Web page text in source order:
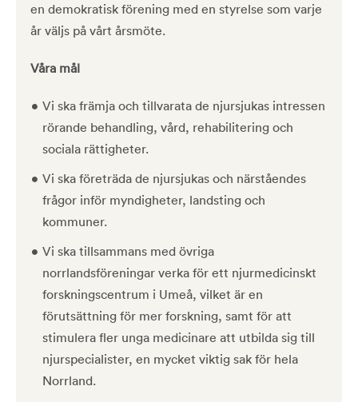
en demokratisk förening med en styrelse som varje
år väljs på vårt årsmöte.
Våra mål
Vi ska främja och tillvarata de njursjukas intressen
rörande behandling, vård, rehabilitering och
sociala rättigheter.
Vi ska företräda de njursjukas och närståendes
frågor inför myndigheter, landsting och
kommuner.
Vi ska tillsammans med övriga
norrlandsföreningar verka för ett njurmedicinskt
forskningscentrum i Umeå, vilket är en
förutsättning för mer forskning, samt för att
stimulera fler unga medicinare att utbilda sig till
njurspecialister, en mycket viktig sak för hela
Norrland.